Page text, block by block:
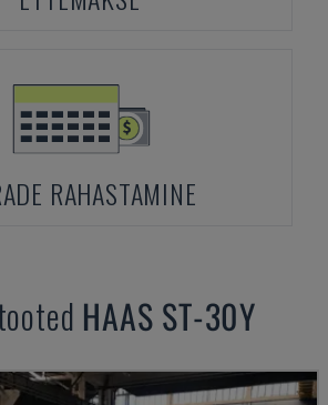
RAHASTAMINE
HAAS ST-30Y